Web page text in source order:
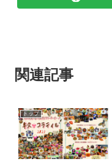
関連記事
トップ